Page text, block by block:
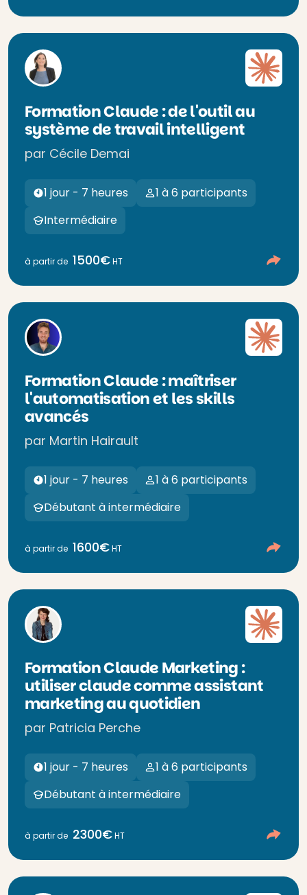
Formation Claude : de l'outil au
système de travail intelligent
par Cécile Demai
1 jour - 7 heures
1 à 6 participants
Intermédiaire
à partir de 1500€HT
Formation Claude : maîtriser
l'automatisation et les skills
avancés
par Martin Hairault
1 jour - 7 heures
1 à 6 participants
Débutant à intermédiaire
à partir de 1600€HT
Formation Claude Marketing :
utiliser claude comme assistant
marketing au quotidien
par Patricia Perche
1 jour - 7 heures
1 à 6 participants
Débutant à intermédiaire
à partir de 2300€HT